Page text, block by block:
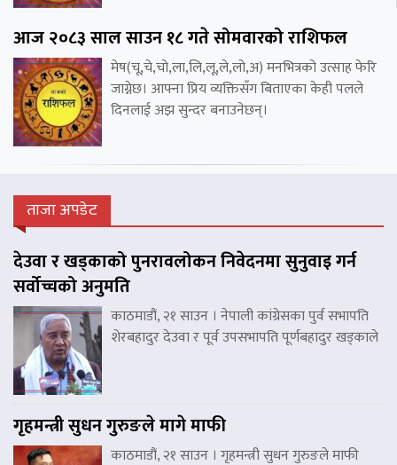
आज २०८३ साल साउन १८ गते सोमवारको राशिफल
मेष(चू,चे,चो,ला,लि,लू,ले,लो,अ) मनभित्रको उत्साह फेरि
जाग्नेछ। आफ्ना प्रिय व्यक्तिसँग बिताएका केही पलले
दिनलाई अझ सुन्दर बनाउनेछन्।
ताजा अपडेट
देउवा र खड्काको पुनरावलोकन निवेदनमा सुनुवाइ गर्न
सर्वोच्चको अनुमति
काठमाडौं, २१ साउन । नेपाली कांग्रेसका पुर्व सभापति
शेरबहादुर देउवा र पूर्व उपसभापति पूर्णबहादुर खड्काले
गृहमन्त्री सुधन गुरुङले मागे माफी
काठमाडौं, २१ साउन । गृहमन्त्री सुधन गुरुङले माफी